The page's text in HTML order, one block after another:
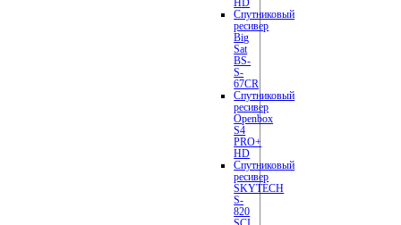
HD
Cпутниковый
ресивер
Big
Sat
BS-
S-
67CR
Спутниковый
ресивер
Openbox
S4
PRO+
HD
Спутниковый
ресивер
SKYTECH
S-
820